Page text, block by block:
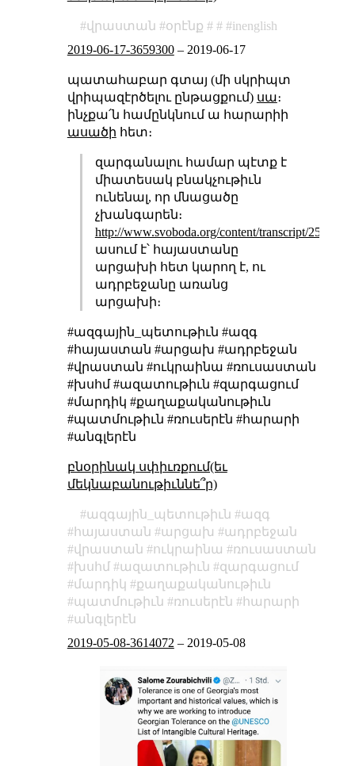
վրաստան օրէնք
inenglish
2019-06-17-3659300– 2019-06-17
պատահաբար գտայ (մի սկրիպտ
վրիպազէրծելու ընթացքում) սա։
ինչքա՛ն համընկնում ա հարարիի
ասածի հետ։
զարգանալու համար պէտք է
միատեսակ բնակչութիւն
ունենալ, որ մնացածը
չխանգարեն։
http://www.svoboda.org/content/transcript/
ասում է՝ հայաստանը
արցախի հետ կարող է, ու
ադրբեջանը առանց
արցախի։
#ազգային_պետութիւն #ազգ
#հայաստան #արցախ #ադրբեջան
#վրաստան #ուկրաինա #ռուսաստան
#խսհմ #ազատութիւն #զարգացում
#մարդիկ #քաղաքականութիւն
#պատմութիւն #ռուսերէն #հարարի
#անգլերէն
բնօրինակ սփիւռքում(եւ
մեկնաբանութիւննե՞ր)
ազգային_պետութիւն
ազգ
հայաստան
արցախ
ադրբեջան
վրաստան
ուկրաինա
ռուսաստան
խսհմ
ազատութիւն
զարգացում
մարդիկ
քաղաքականութիւն
պատմութիւն
ռուսերէն
հարարի
անգլերէն
2019-05-08-3614072 – 2019-05-08